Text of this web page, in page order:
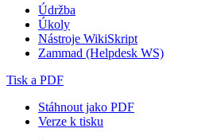
Údržba
Úkoly
Nástroje WikiSkript
Zammad (Helpdesk WS)
Tisk a PDF
Stáhnout jako PDF
Verze k tisku